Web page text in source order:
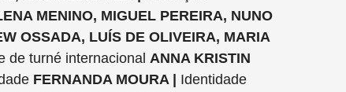
MENINO, MIGUEL PEREIRA, NUNO
OSSADA, LUÍS DE OLIVEIRA, MARIA
de turné internacional ANNA KRISTIN
FERNANDA MOURA | Identidade